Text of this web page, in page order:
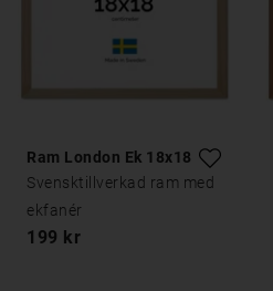
Ram London Ek 18x18
Svensktillverkad ram med
ekfanér
199 kr